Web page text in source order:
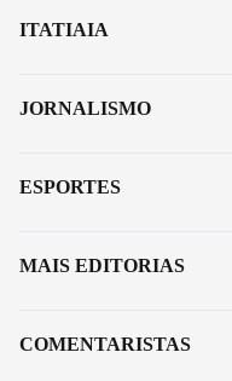
ITATIAIA
JORNALISMO
ESPORTES
MAIS EDITORIAS
COMENTARISTAS